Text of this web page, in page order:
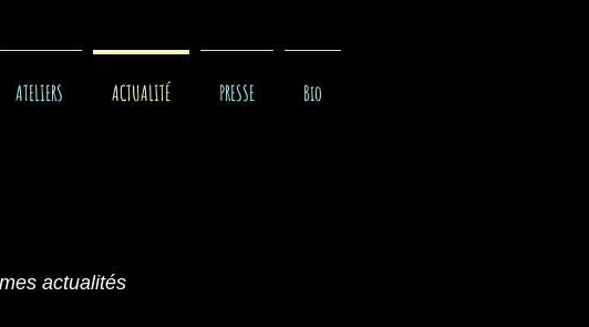
ATELIERS ACTUALITÉ PRESSE Bio
actualités